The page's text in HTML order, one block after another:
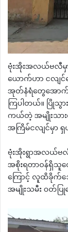
ဗုံးအိုးအလယ်ဗလီမှ
ယောက်ဟာ ငလျ
အုတ်နံရံတွေအောက်
ကြပါတယ်။ ပြို
ကယ်တဲ့ အမျိုးသာ
အကြိမ်ငလျင်မှာ
ဗုံးအိုးရွာအလယ်ဗ
အစိုးရတာဝန်ရှိသူ
ကြောင့် လူထိခိုက်သ
အမျိုးသမီး ဝတ်ပြု